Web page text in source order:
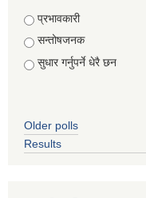
Choices
प्रभावकारी
सन्तोषजनक
सुधार गर्नुपर्ने धेरै छन
Older polls
Results